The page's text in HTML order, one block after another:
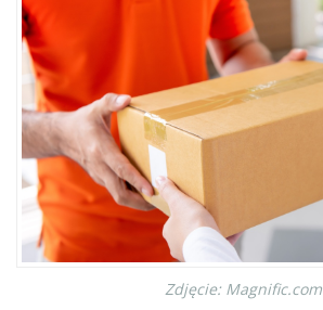
Zdjęcie: Magnific.com